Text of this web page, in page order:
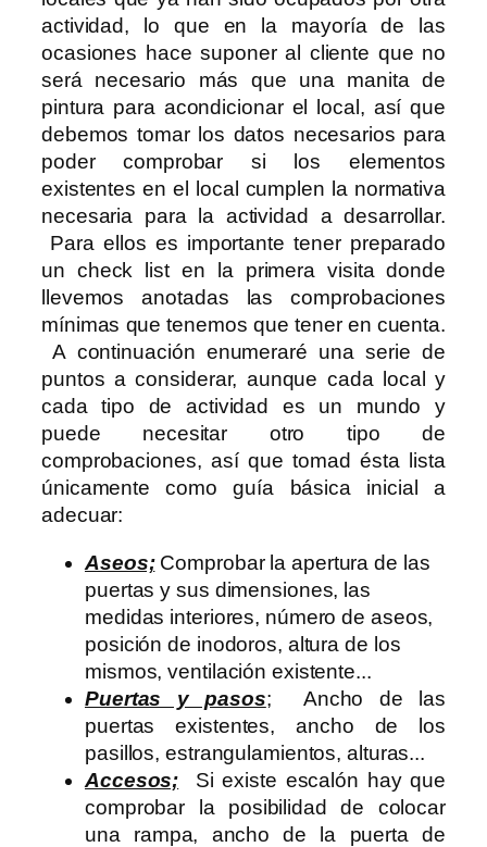
actividad, lo que en la mayoría de las
ocasiones hace suponer al cliente que no
será necesario más que una manita de
pintura para acondicionar el local, así que
debemos tomar los datos necesarios para
poder comprobar si los elementos
existentes en el local cumplen la normativa
necesaria para la actividad a desarrollar.
Para ellos es importante tener preparado
un check list en la primera visita donde
llevemos anotadas las comprobaciones
mínimas que tenemos que tener en cuenta.
A continuación enumeraré una serie de
puntos a considerar, aunque cada local y
cada tipo de actividad es un mundo y
puede necesitar otro tipo de
comprobaciones, así que tomad ésta lista
únicamente como guía básica inicial a
adecuar:
Aseos;Comprobar la apertura de las
puertas y sus dimensiones, las
medidas interiores, número de aseos,
posición de inodoros, altura de los
mismos, ventilación existente...
Puertas y pasos; Ancho de las
puertas existentes, ancho de los
pasillos, estrangulamientos, alturas...
Accesos; Si existe escalón hay que
comprobar la posibilidad de colocar
una rampa, ancho de la puerta de